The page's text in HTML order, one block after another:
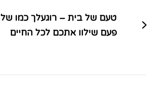
טעם של בית – רוגעלך כמו של
פעם שילוו אתכם לכל החיים